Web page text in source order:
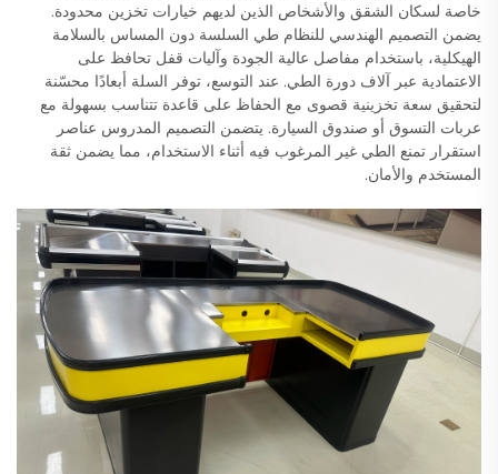
خاصة لسكان الشقق والأشخاص الذين لديهم خيارات تخزين محدودة.
يضمن التصميم الهندسي للنظام طي السلسة دون المساس بالسلامة
الهيكلية، باستخدام مفاصل عالية الجودة وآليات قفل تحافظ على
الاعتمادية عبر آلاف دورة الطي. عند التوسع، توفر السلة أبعادًا محسّنة
لتحقيق سعة تخزينية قصوى مع الحفاظ على قاعدة تتناسب بسهولة مع
عربات التسوق أو صندوق السيارة. يتضمن التصميم المدروس عناصر
استقرار تمنع الطي غير المرغوب فيه أثناء الاستخدام، مما يضمن ثقة
المستخدم والأمان.